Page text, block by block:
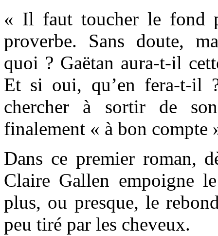
« Il faut toucher le fond
proverbe. Sans doute,
quoi ? Gaëtan aura-t-il
Et si oui, qu’en fera-t-il
chercher à sortir de
finalement « à bon compte
Dans ce premier roman,
Claire Gallen empoigne
plus, ou presque, le
peu tiré par les cheveux.